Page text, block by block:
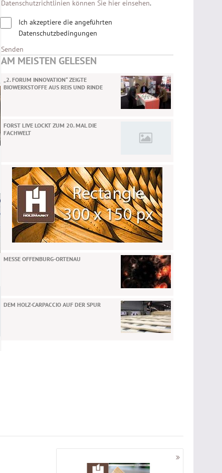
Datenschutzrichtlinien können Sie hier einsehen.
Ich akzeptiere die angeführten
Datenschutzbedingungen
Senden
AM MEISTEN GELESEN
„2. FORUM INNOVATION“ ZEIGTE
BIOWERKSTOFFE AUS REIS UND RINDE
FORST LIVE LOCKT ZUM 20. MAL DIE
FACHWELT
MESSE OFFENBURG-ORTENAU
DEM HOLZ-CARPACCIO AUF DER SPUR